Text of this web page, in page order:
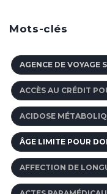
Mots-clés
AGENCE DE VOYAGE
ACCÈS AU CRÉDIT
ACIDOSE
ÂGE LIMITE POUR
AFFECTION DE